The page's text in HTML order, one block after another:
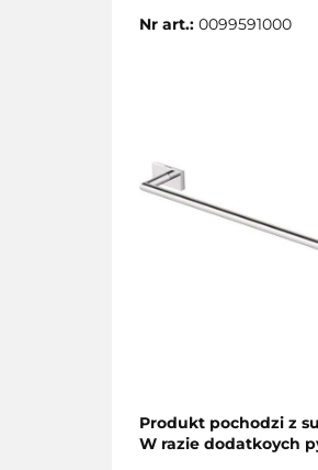
Nr art.: 0099591000
Produkt pochodzi z
W razie dodatkoych